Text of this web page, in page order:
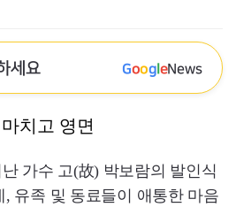
세요 GoogleNews
치고 영면
가수 고(故) 박보람의 발인식
, 유족 및 동료들이 애통한 마음